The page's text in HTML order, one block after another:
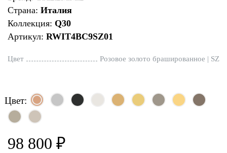
Страна: Италия
Коллекция: Q30
Артикул: RWIT4BC9SZ01
Цвет Розовое золото брашированное | SZ
Цвет:
98 800 ₽